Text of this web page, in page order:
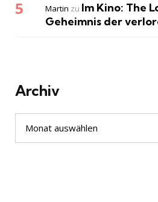
Martin zu Im Kino: The
Geheimnis der
Archiv